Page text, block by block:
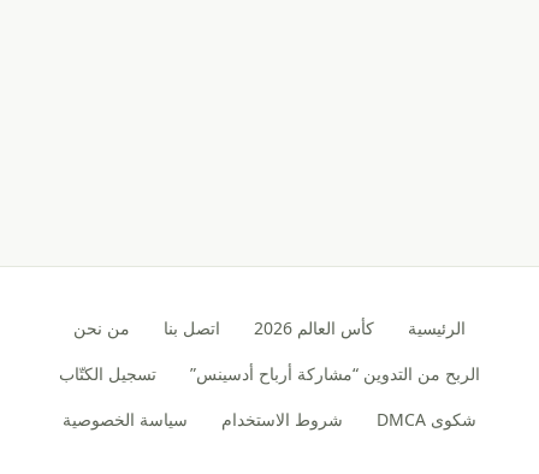
الرئيسية كأس العالم 2026 اتصل بنا
من نحن
الربح من التدوين “مشاركة أرباح أدسينس”
تسجيل الكتّاب
شكوى DMCA
شروط الاستخدام سياسة الخصوصية